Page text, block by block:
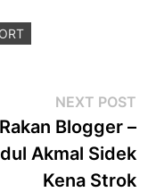
NEXT POST
Rakan Blogger –
Akmal Sidek
Kena Strok